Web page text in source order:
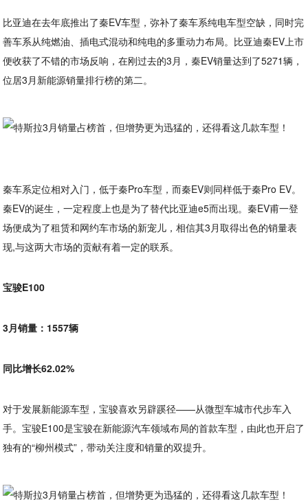
比亚迪在去年底推出了秦EV车型，弥补了秦车系纯电车型空缺，同时完
善车系从纯燃油、插电式混动和纯电的多重动力布局。比亚迪秦EV上市
便收获了不错的市场反响，在刚过去的3月，秦EV销量达到了5271辆，
位居3月新能源销量排行榜的第二。
秦车系定位相对入门，低于秦Pro车型，而秦EV则同样低于秦Pro EV。
秦EV的诞生，一定程度上也是为了替代比亚迪e5而出现。秦EV甫一登
场便成为了租赁和网约车市场的新宠儿，相信其3月取得出色的销量表
现,与这两大市场的贡献有着一定的联系。
宝骏E100
3月销量：1557辆
同比增长62.02%
对于发展新能源车型，宝骏喜欢另辟蹊径——从微型车城市代步车入
手。宝骏E100是宝骏在新能源汽车领域布局的首款车型，由此也开启了
独有的“柳州模式”，带动关注度和销量的双提升。